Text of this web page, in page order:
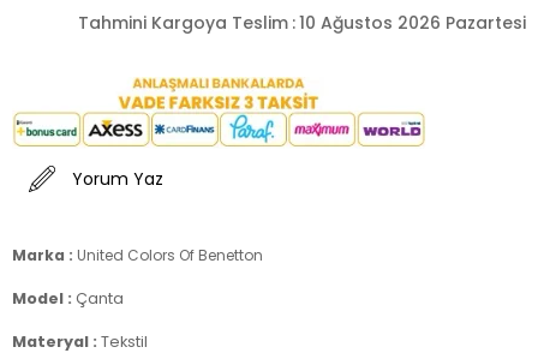
Tahmini Kargoya Teslim :10 Ağustos 2026 Pazartesi
Yorum Yaz
Marka : United Colors Of Benetton
Model : Çanta
Materyal : Tekstil